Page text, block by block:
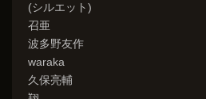
(シルエット)
召亜
波多野友作
waraka
久保亮輔